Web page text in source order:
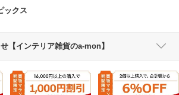
ックス
【インテリア雑貨のa-mon】